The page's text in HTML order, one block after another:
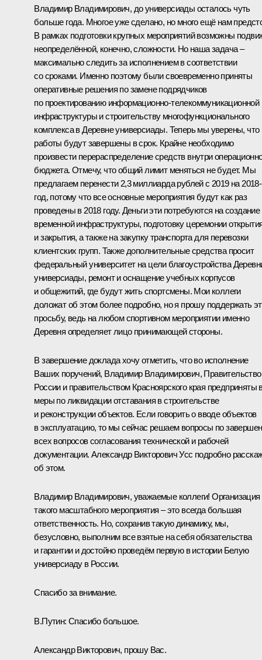
Владимир Владимирович, до универсиады осталось чуть
больше года. Многое уже сделано, но много ещё нам
В рамках подготовки крупных мероприятий возможны
неопределённой, конечно, сложности. Но наша задача –
максимально следить за исполнением в соответствии
со сроками. Именно поэтому были своевременно приняты
оперативные решения по замене подрядчиков
по проектированию информационно-телекоммуникационной
инфраструктуры и строительству многофункционального
комплекса в Деревне универсиады. Теперь мы уверены, что
работы будут завершены в срок. Крайне необходимо
произвести перераспределение средств внутри
бюджета. Отмечу, что общий лимит меняться не будет. Мы
предлагаем перенести 2,3 миллиарда рублей с 2019 на
год, потому что все основные мероприятия будут как раз
проведены в 2018 году. Деньги эти потребуются на создание
временной инфраструктуры, подготовку церемонии
и закрытия, а также на закупку транспорта для перевозки
клиентских групп. Также дополнительные средства просит
федеральный университет на цели благоустройства
универсиады, ремонт и оснащение учебных корпусов
и общежитий, где будут жить спортсмены. Мои коллеги
доложат об этом более подробно, но я прошу поддержать
просьбу, ведь на любом спортивном мероприятии именно
Деревня определяет лицо принимающей стороны.
В завершение доклада хочу отметить, что во исполнение
Ваших поручений, Владимир Владимирович,
России и правительством Красноярского края предприняты
меры по ликвидации отставания в строительстве
и реконструкции объектов. Если говорить о вводе объектов
в эксплуатацию, то мы сейчас решаем вопросы по
всех вопросов согласования технической и рабочей
документации. Александр Викторович Усс подробно
об этом.
Владимир Владимирович, уважаемые коллеги! Организация
такого масштабного мероприятия – это всегда большая
ответственность. Но, сохранив такую динамику, мы,
безусловно, выполним все взятые на себя обязательства
и гарантии и достойно проведём первую в истории Белую
универсиаду в России.
Спасибо за внимание.
В.Путин: Спасибо большое.
Александр Викторович, прошу Вас.